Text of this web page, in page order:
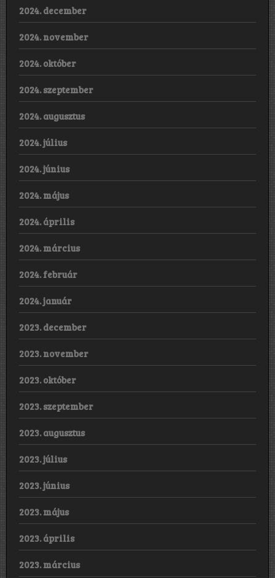
2024. december
2024. november
2024. október
2024. szeptember
2024. augusztus
2024. július
2024. június
2024. május
2024. április
2024. március
2024. február
2024. január
2023. december
2023. november
2023. október
2023. szeptember
2023. augusztus
2023. július
2023. június
2023. május
2023. április
2023. március